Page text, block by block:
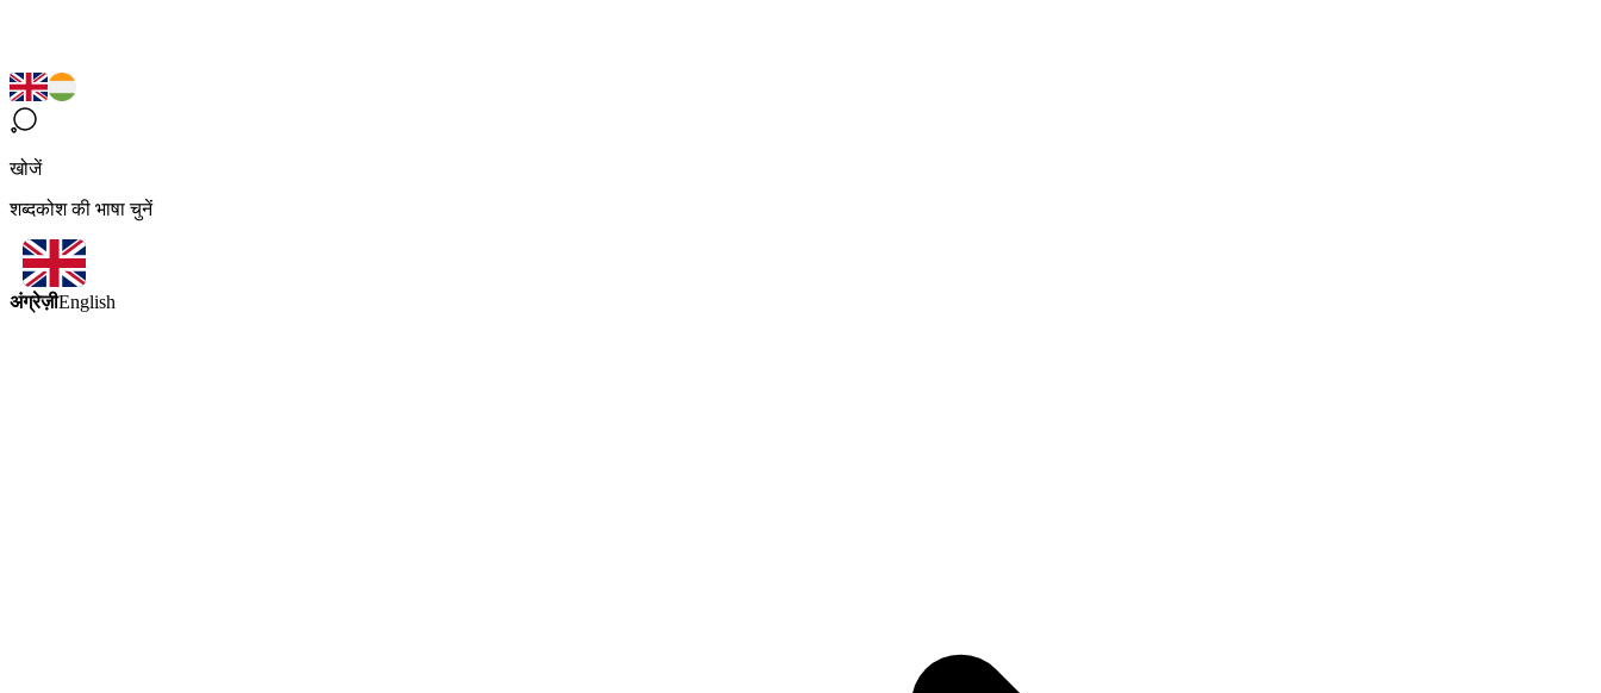
खोजें
शब्दकोश की भाषा चुनें
अंग्रेज़ीEnglish